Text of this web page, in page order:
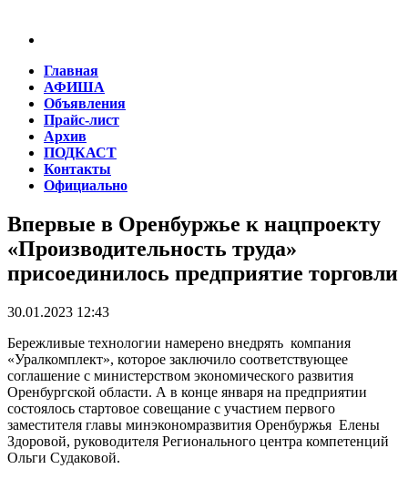
Главная
АФИША
Объявления
Прайс-лист
Архив
ПОДКАСТ
Контакты
Официально
Впервые в Оренбуржье к нацпроекту
«Производительность труда»
присоединилось предприятие торговли
30.01.2023 12:43
Бережливые технологии намерено внедрять компания
«Уралкомплект», которое заключило соответствующее
соглашение с министерством экономического развития
Оренбургской области. А в конце января на предприятии
состоялось стартовое совещание с участием первого
заместителя главы минэкономразвития Оренбуржья Елены
Здоровой, руководителя Регионального центра компетенций
Ольги Судаковой.